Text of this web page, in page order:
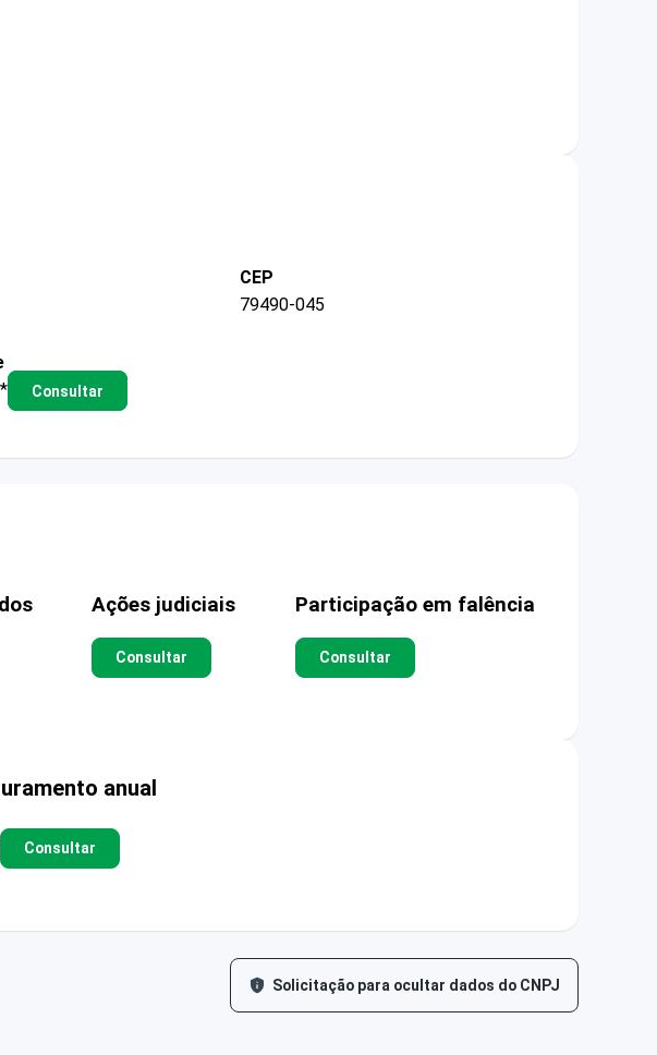
CEP
79490-045
Consultar
Ações judiciais
Consultar
Participação em falência
Consultar
anual
Consultar
Solicitação para ocultar dados do CNPJ